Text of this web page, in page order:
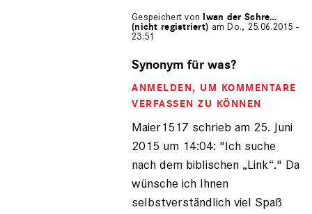
Gespeichert von Iwan der Schre…
(nicht registriert) am Do., 25.06.2015 -
23:51
auf
von
Maier1517
(nicht
Synonym für was?
ANMELDEN, UM KOMMENTARE
VERFASSEN ZU KÖNNEN
Maier1517 schrieb am 25. Juni
2015 um 14:04: "Ich suche
nach dem biblischen „Link“." Da
wünsche ich Ihnen
selbstverständlich viel Spaß